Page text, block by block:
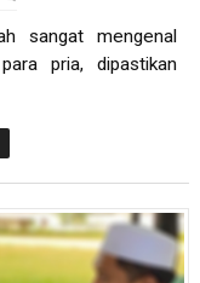
sangat mengenal
pria, dipastikan